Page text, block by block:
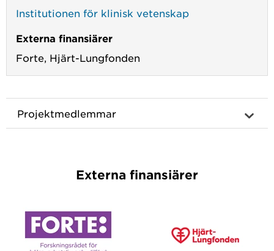
Institutionen för klinisk vetenskap
Externa finansiärer
Forte, Hjärt-Lungfonden
Projektmedlemmar
Externa finansiärer